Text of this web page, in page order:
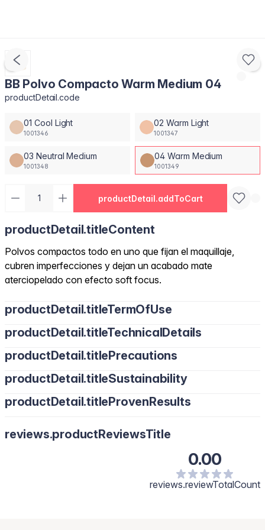
BB Polvo Compacto Warm Medium 04
productDetail.code
01 Cool Light
1001346
02 Warm Light
1001347
03 Neutral Medium
1001348
04 Warm Medium
1001349
productDetail.addToCart
productDetail.titleContent
Polvos compactos todo en uno que fijan el maquillaje,
cubren imperfecciones y dejan un acabado mate
aterciopelado con efecto soft focus.
productDetail.titleTermOfUse
productDetail.titleTechnicalDetails
productDetail.titlePrecautions
Solo para uso externo. Evita el contacto con los ojos. En caso de
de los niños y en un lugar fresco, seco y protegido de la luz
productDetail.titleSustainability
productDetail.titleProvenResults
reviews.productReviewsTitle
0.00
reviews.reviewTotalCount